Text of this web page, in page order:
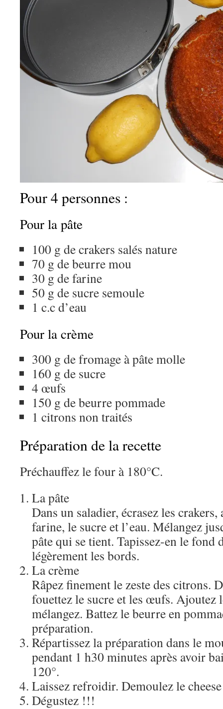
Pour 4 personnes :
Pour la pâte
100 g de crakers salés nature
70 g de beurre mou
30 g de farine
50 g de sucre semoule
1 c.c d’eau
Pour la crème
300 g de fromage à pâte molle
160 g de sucre
4 œufs
150 g de beurre pommade
1 citrons non traités
Préparation de la recette
Préchauffez le four à 180°C.
La pâte
Dans un saladier, écrasez les
farine, le sucre et l’eau. Mélangez
pâte qui se tient. Tapissez-en le fond
légèrement les bords.
La crème
Râpez finement le zeste des citrons.
fouettez le sucre et les œufs. Ajoutez
mélangez. Battez le beurre en
préparation.
Répartissez la préparation dans le
pendant 1 h30 minutes après avoir
120°.
Laissez refroidir. Demoulez le
Dégustez !!!